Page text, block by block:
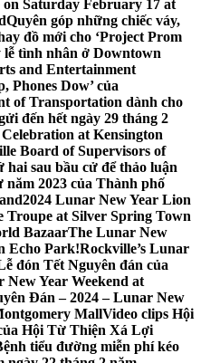
Saturday February 17 at
Quyên góp những chiếc váy,
đồ mới cho ‘Project Prom
lễ tình nhân ở Downtown
and Entertainment
Phones Dow’ của
of Transportation dành cho
đến hết ngày 29 tháng 2
at Kensington
Board of Supervisors of
hai sau bầu cử để thảo luận
năm 2023 của Thành phố
2024 Lunar New Year Lion
Troupe at Silver Spring Town
BazaarThe Lunar New
Echo Park!Rockville’s Lunar
đón Tết Nguyên đán của
New Year Weekend at
Đán – 2024 – Lunar New
MallVideo clips Hội
Hội Từ Thiện Xá Lợi
tiểu đường miễn phí kéo